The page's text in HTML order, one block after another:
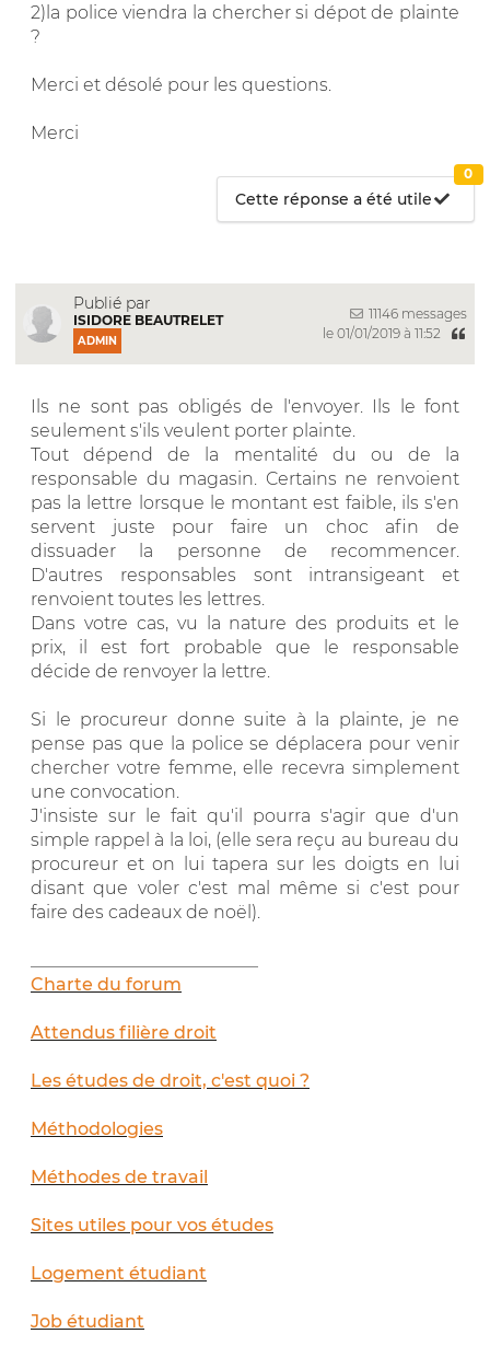
2)la police viendra la chercher si dépot de plainte
?
Merci et désolé pour les questions.
Merci
Cette réponse a été utile
0
Publié par
ISIDORE BEAUTRELET
ADMIN
11146 messages
le 01/01/2019 à 11:52
Ils ne sont pas obligés de l'envoyer. Ils le font
seulement s'ils veulent porter plainte.
Tout dépend de la mentalité du ou de la
responsable du magasin. Certains ne renvoient
pas la lettre lorsque le montant est faible, ils s'en
servent juste pour faire un choc afin de
dissuader la personne de recommencer.
D'autres responsables sont intransigeant et
renvoient toutes les lettres.
Dans votre cas, vu la nature des produits et le
prix, il est fort probable que le responsable
décide de renvoyer la lettre.
Si le procureur donne suite à la plainte, je ne
pense pas que la police se déplacera pour venir
chercher votre femme, elle recevra simplement
une convocation.
J'insiste sur le fait qu'il pourra s'agir que d'un
simple rappel à la loi, (elle sera reçu au bureau du
procureur et on lui tapera sur les doigts en lui
disant que voler c'est mal même si c'est pour
faire des cadeaux de noël).
Charte du forum
Attendus filière droit
Les études de droit, c'est quoi ?
Méthodologies
Méthodes de travail
Sites utiles pour vos études
Logement étudiant
Job étudiant